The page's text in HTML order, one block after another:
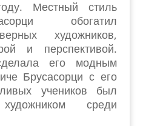
Местный стиль
обогатил
художников,
и перспективой.
его модным
Брусасорци с его
учеников был
среди